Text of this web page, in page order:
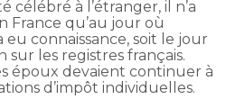
célébré à l’étranger, il n’a
France qu’au jour où
eu connaissance, soit le jour
sur les registres français.
époux devaient continuer à
d’impôt individuelles.